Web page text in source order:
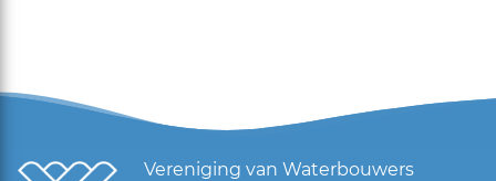
Vereniging van Waterbouwers